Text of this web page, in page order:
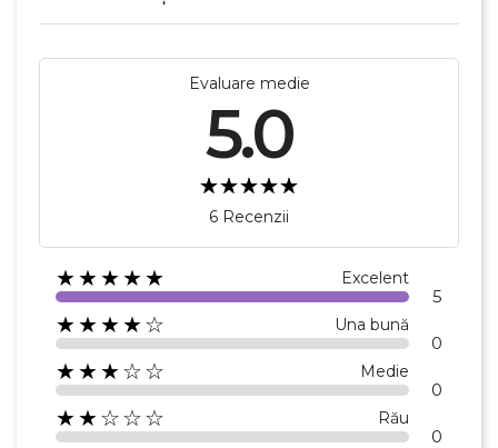
Evaluare medie
5.0
6 Recenzii
★★★★★ Excelent
5
★★★★☆ Una bună
0
★★★☆☆ Medie
0
★★☆☆☆ Rău
0